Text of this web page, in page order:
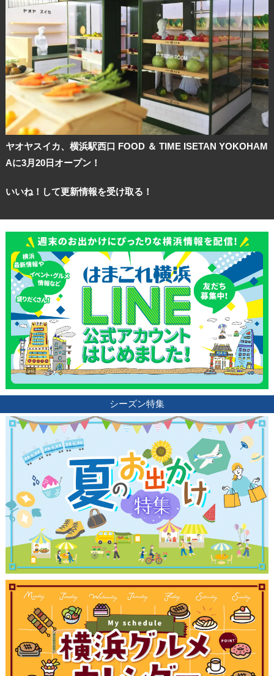
ヤオヤスイカ、横浜駅西口 FOOD ＆ TIME ISETAN YOKOHAM
Aに3月20日オープン！
いいね！して更新情報を受け取る！
シーズン特集